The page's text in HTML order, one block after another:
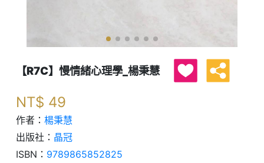
【R7C】慢情緒心理學_楊秉慧
NT$ 49
作者： 楊秉慧
出版社： 晶冠
ISBN： 9789865852825